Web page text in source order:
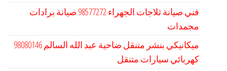
فني صيانة ثلاجات الجهراء 98577272 صيانة برادات
مجمدات
كهربائي سيارات متنقل